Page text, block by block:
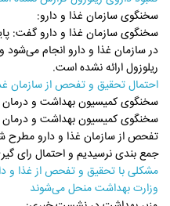
سخنگوی سازمان غذا و دارو:
سخنگوی سازمان غذا و دارو گفت:
در سازمان غذا و دارو انجام می‌شود
ریلوزول ارائه نشده است.
احتمال تحقیق و تفحص از سازمان
سخنگوی کمیسیون بهداشت و
سخنگوی کمیسیون بهداشت و
تفحص از سازمان غذا و دارو مطرح
جمع بندی نرسیدیم و احتمال رای
مشکلی با تحقیق و تفحص از غذا و
وزارت بهداشت منحل می‌شوند